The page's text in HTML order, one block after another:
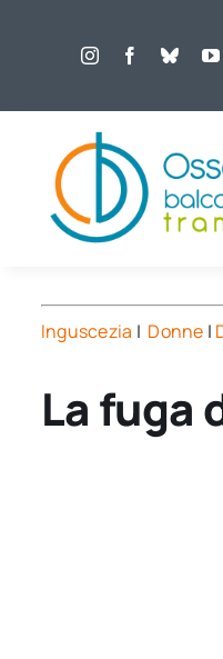
Inguscezia | Donne |
La fuga